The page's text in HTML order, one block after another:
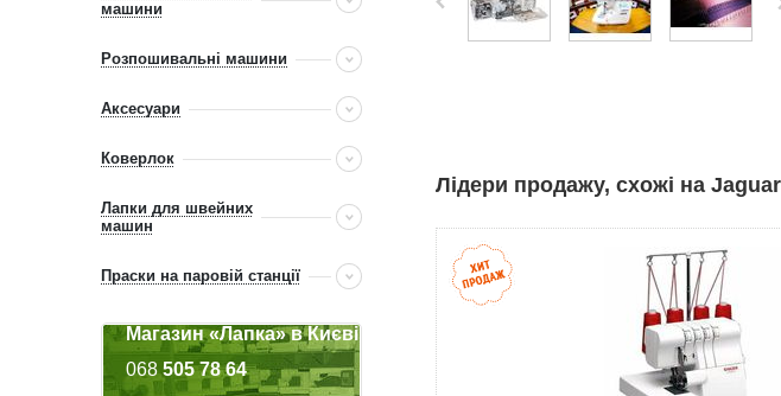
Лідери продажу, схожі на
машини
Розпошивальні машини
Аксесуари
Коверлок
Лапки для швейних
машин
Праски на паровій станції
Магазин «Лапка» в Києві
068505 78 64